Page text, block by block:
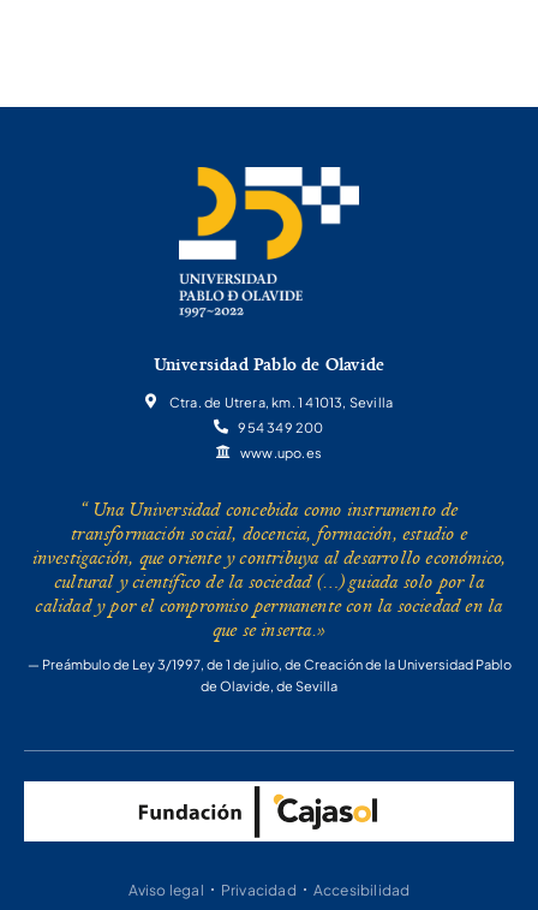
Universidad Pablo de Olavide
Ctra. de Utrera, km. 1 41013, Sevilla
954 349 200
www.upo.es
“ Una Universidad concebida como instrumento de
transformación social, docencia, formación, estudio e
investigación, que oriente y contribuya al desarrollo económico,
cultural y científico de la sociedad (…) guiada solo por la
calidad y por el compromiso permanente con la sociedad en la
que se inserta.»
— Preámbulo de Ley 3/1997, de 1 de julio, de Creación de la Universidad Pablo
de Olavide, de Sevilla
Aviso legal Privacidad Accesibilidad